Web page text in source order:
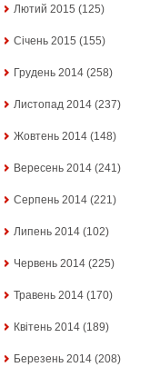
Лютий 2015 (125)
Січень 2015 (155)
Грудень 2014 (258)
Листопад 2014 (237)
Жовтень 2014 (148)
Вересень 2014 (241)
Серпень 2014 (221)
Липень 2014 (102)
Червень 2014 (225)
Травень 2014 (170)
Квітень 2014 (189)
Березень 2014 (208)